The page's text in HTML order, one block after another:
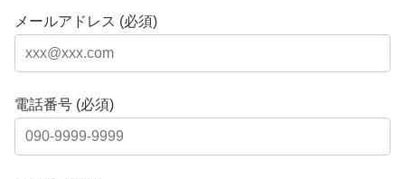
メールアドレス (必須)
電話番号 (必須)